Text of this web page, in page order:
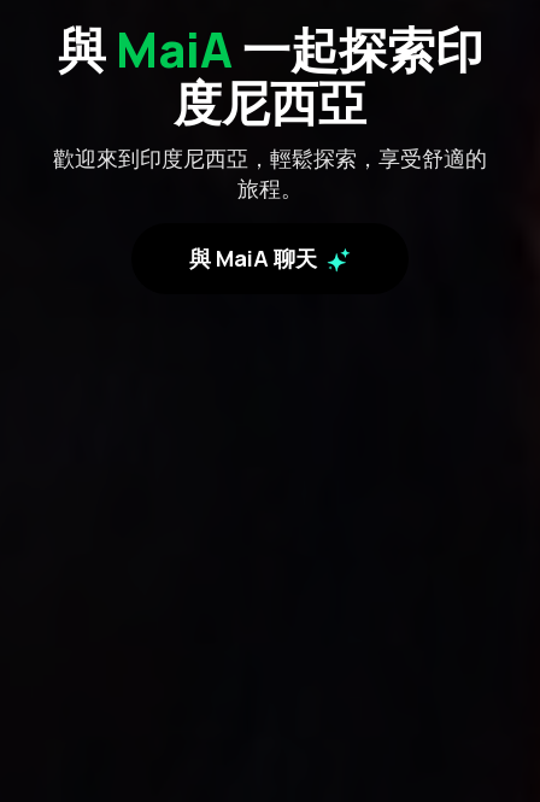
與 MaiA一起探索印
度尼西亞
歡迎來到印度尼西亞，輕鬆探索，享受舒適的
旅程。
與 MaiA 聊天